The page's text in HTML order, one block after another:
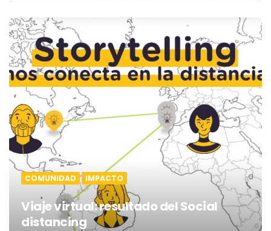
COMUNIDAD IMPACTO
Viaje virtual: resultado del Social
distancing